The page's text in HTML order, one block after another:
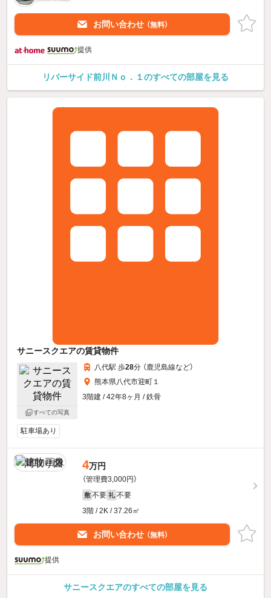
お問い合わせ （無料）
提供
リバーサイド前川Ｎｏ．１のすべての部屋を見る
サニースクエアの賃貸物件
すべての写真
八代駅 歩28分 （鹿児島線など）
熊本県八代市迎町１
3階建 / 42年8ヶ月 / 鉄骨
駐車場あり
4万円
（管理費3,000円）
敷 不要 礼 不要
3階 / 2K / 37.26㎡
お問い合わせ （無料）
提供
サニースクエアのすべての部屋を見る